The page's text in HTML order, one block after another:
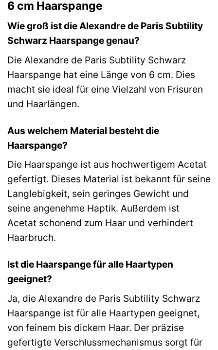
6 cm Haarspange
Wie groß ist die Alexandre de Paris Subtility
Schwarz Haarspange genau?
Die Alexandre de Paris Subtility Schwarz
Haarspange hat eine Länge von 6 cm. Dies
macht sie ideal für eine Vielzahl von Frisuren
und Haarlängen.
Aus welchem Material besteht die
Haarspange?
Die Haarspange ist aus hochwertigem Acetat
gefertigt. Dieses Material ist bekannt für seine
Langlebigkeit, sein geringes Gewicht und
seine angenehme Haptik. Außerdem ist
Acetat schonend zum Haar und verhindert
Haarbruch.
Ist die Haarspange für alle Haartypen
geeignet?
Ja, die Alexandre de Paris Subtility Schwarz
Haarspange ist für alle Haartypen geeignet,
von feinem bis dickem Haar. Der präzise
gefertigte Verschlussmechanismus sorgt für